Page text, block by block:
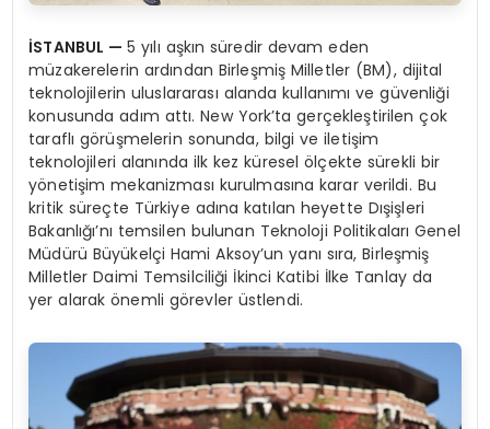
İSTANBUL —5 yılı aşkın süredir devam eden
müzakerelerin ardından Birleşmiş Milletler (BM), dijital
teknolojilerin uluslararası alanda kullanımı ve güvenliği
konusunda adım attı. New York’ta gerçekleştirilen çok
taraflı görüşmelerin sonunda, bilgi ve iletişim
teknolojileri alanında ilk kez küresel ölçekte sürekli bir
yönetişim mekanizması kurulmasına karar verildi. Bu
kritik süreçte Türkiye adına katılan heyette Dışişleri
Bakanlığı’nı temsilen bulunan Teknoloji Politikaları Genel
Müdürü Büyükelçi Hami Aksoy’un yanı sıra, Birleşmiş
Milletler Daimi Temsilciliği İkinci Katibi İlke Tanlay da
yer alarak önemli görevler üstlendi.